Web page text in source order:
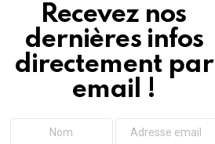
NEWSLETTER
Recevez nos
dernières infos
directement par
email !